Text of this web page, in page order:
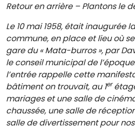
Retour en arrière – Plantons le
Le 10 mai 1958, était inaugurée
commune, en place et lieu où
gare du « Mata-burros », par
le conseil municipal de
l’entrée rappelle cette
bâtiment on trouvait, au 1er
mariages et une salle de
chaussée, une salle de
salle de divertissement pour